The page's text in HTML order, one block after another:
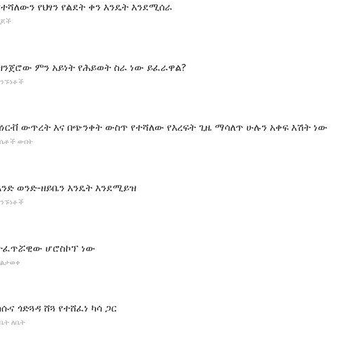
የህፃን የልደት ቀን እንዴት እንደሚሰራ
ምን አይነት የሕይወት ስራ ነው ይፈራዋል?
ውጥረት እና በጭንቀት ውስጥ የተሻለው የእረፍት ጊዜ ማሳለጥ ሁሉን አቀፍ እሽት ነው
ውበት
ወንድ-ዘይቤን እንዴት እንደሚይዝ
ሆሮስኮፕ ነው
ጎድጓዳ ሸጓ የተሸፈነ ካሳ ጋር
ለቤት